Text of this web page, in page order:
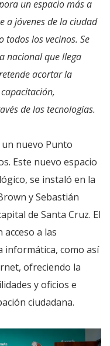
un espacio más a
a jóvenes de la ciudad
todos los vecinos. Se
nacional que llega
acortar la
de las tecnologías.
nuevo Punto
Este nuevo espacio
se instaló en la
y Sebastián
de Santa Cruz. El
a las
informática, como así
ofreciendo la
y oficios e
ciudadana.